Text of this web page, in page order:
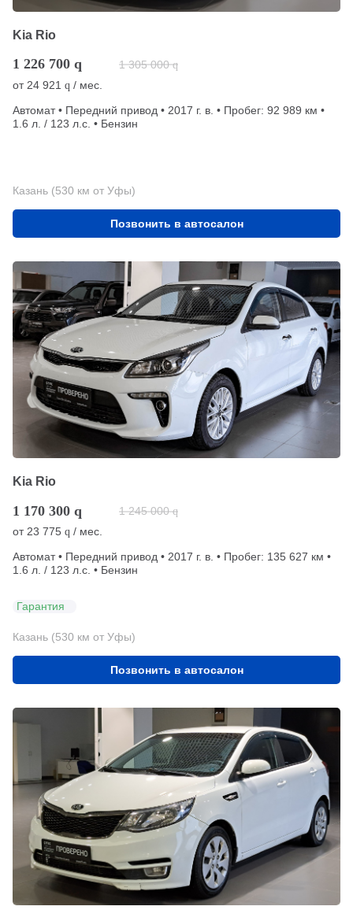
Kia Rio
1 226 700 q 1 305 000 q
от 24 921 q / мес.
Автомат • Передний привод • 2017 г. в. • Пробег: 92 989 км •
1.6 л. / 123 л.с. • Бензин
Казань (530 км от Уфы)
Позвонить в автосалон
Kia Rio
1 170 300 q 1 245 000 q
от23 775 q / мес.
Автомат • Передний привод • 2017 г. в. • Пробег: 135 627 км •
1.6 л. / 123 л.с. • Бензин
Гарантия
Казань (530 км от Уфы)
Позвонить в автосалон